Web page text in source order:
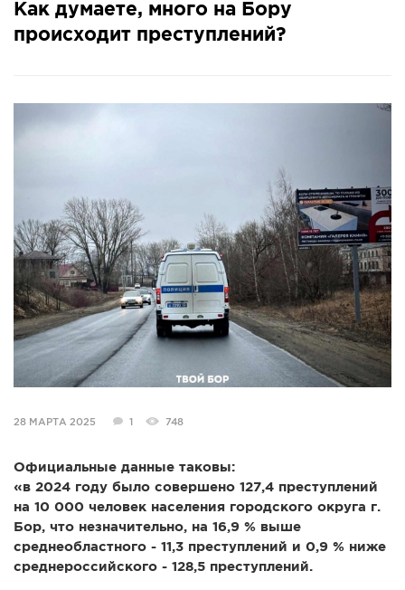
НОВОСТИ
СПРАВОЧНИК
КОНКУРСЫ
СТАТЬИ
ГОЛОСОВАНИЯ
ПРЕДЛОЖИТЬ НОВОСТЬ
ФОТО
Как думаете, много на Бору
происходит преступлений?
28 МАРТА 2025 1 748
Официальные данные таковы:
«в 2024 году было совершено 127,4 преступлений
на 10 000 человек населения городского округа г.
Бор, что незначительно, на 16,9 % выше
среднеобластного - 11,3 преступлений и 0,9 % ниже
среднероссийского - 128,5 преступлений.